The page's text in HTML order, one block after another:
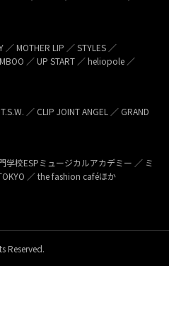
／ MOTHER LIP ／ STYLES ／
／ UP START ／ heliopole ／
／ CLIP JOINT ANGEL ／ GRAND
学校ESPミュージカルアカデミー ／ ミ
／ the fashion caféほか
Reserved.